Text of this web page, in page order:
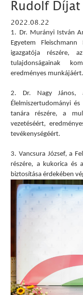
Rudolf
2022.08.22
1. Dr. Murányi István
Egyetem
igazgatója részére,
tulajdonságainak
eredményes munkájáért.
2. Dr. Nagy János, a
Élelmiszertudományi
tanára részére, a
vezetéséért,
tevékenységéért.
3. Vancsura József, a
részére, a kukorica és
biztosítása érdekében